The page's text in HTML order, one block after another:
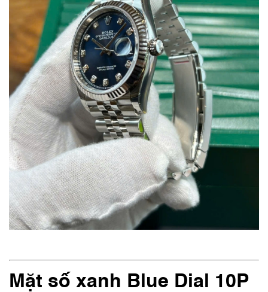
Mặt số xanh Blue Dial 10P